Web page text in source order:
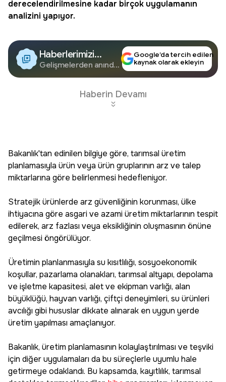
derecelendirilmesine kadar birçok uygulamanın
analizini yapıyor.
Haberlerimizi
Google'da Takip
Edin
Gelişmelerden anında
Google’da tercih edilen
kaynak olarak ekleyin
Haberin Devamı
Bakanlık'tan edinilen bilgiye göre, tarımsal üretim
planlamasıyla ürün veya ürün gruplarının arz ve talep
miktarlarına göre belirlenmesi hedefleniyor.
Stratejik ürünlerde arz güvenliğinin korunması, ülke
ihtiyacına göre asgari ve azami üretim miktarlarının tespit
edilerek, arz fazlası veya eksikliğinin oluşmasının önüne
geçilmesi öngörülüyor.
Üretimin planlanmasıyla su kısıtlılığı, sosyoekonomik
koşullar, pazarlama olanakları, tarımsal altyapı, depolama
ve işletme kapasitesi, alet ve ekipman varlığı, alan
büyüklüğü, hayvan varlığı, çiftçi deneyimleri, su ürünleri
avcılığı gibi hususlar dikkate alınarak en uygun yerde
üretim yapılması amaçlanıyor.
Bakanlık, üretim planlamasının kolaylaştırılması ve teşviki
için diğer uygulamaları da bu süreçlerle uyumlu hale
getirmeye odaklandı. Bu kapsamda, kayıtlılık, tarımsal